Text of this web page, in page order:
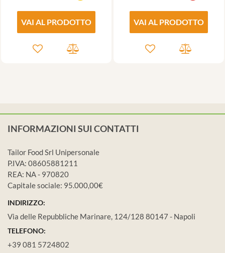
VAI AL PRODOTTO VAI AL PRODOTTO
INFORMAZIONI SUI CONTATTI
Tailor Food Srl Unipersonale
P.IVA: 08605881211
REA: NA - 970820
Capitale sociale: 95.000,00€
INDIRIZZO:
Via delle Repubbliche Marinare, 124/128 80147 - Napoli
TELEFONO:
+39 081 5724802